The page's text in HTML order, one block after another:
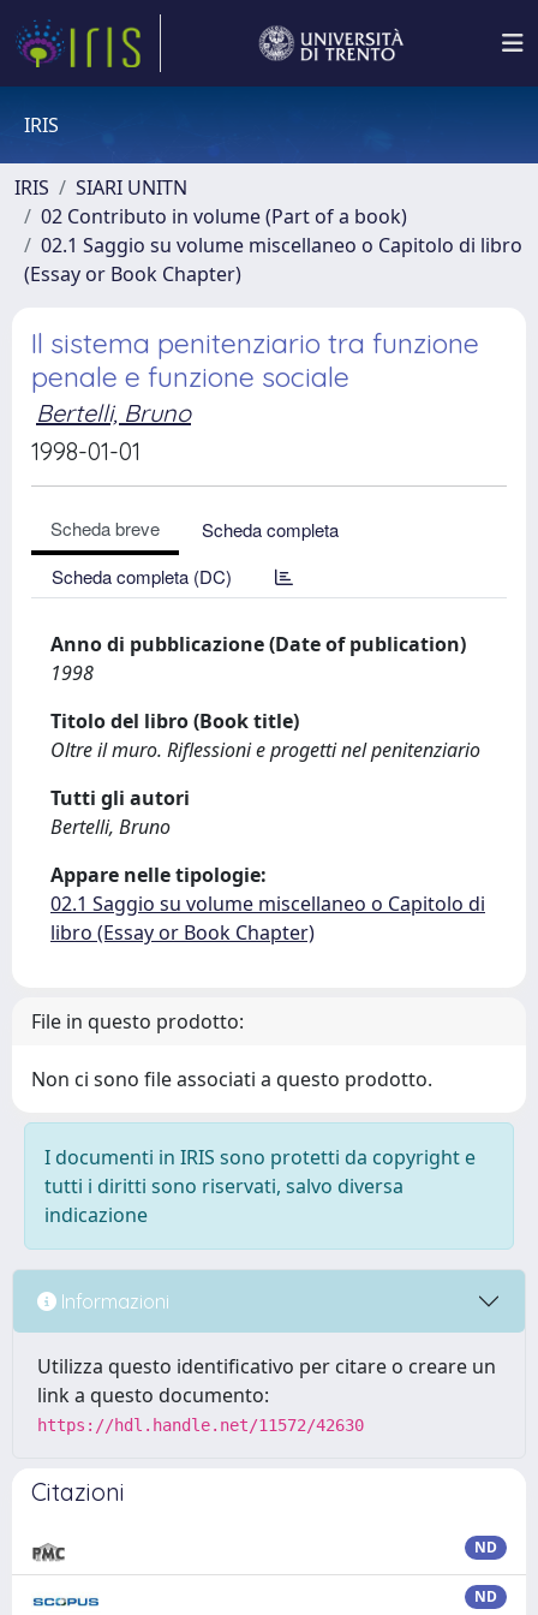
IRIS
IRIS
SIARI UNITN
02 Contributo in volume (Part of a book)
02.1 Saggio su volume miscellaneo o Capitolo di libro
(Essay or Book Chapter)
Il sistema penitenziario tra funzione
penale e funzione sociale
Bertelli, Bruno
1998-01-01
Scheda breve
Scheda completa
Scheda completa (DC)
Anno di pubblicazione (Date of publication)
1998
Titolo del libro (Book title)
Oltre il muro. Riflessioni e progetti nel penitenziario
Tutti gli autori
Bertelli, Bruno
Appare nelle tipologie:
02.1 Saggio su volume miscellaneo o Capitolo di
libro (Essay or Book Chapter)
File in questo prodotto:
Non ci sono file associati a questo prodotto.
I documenti in IRIS sono protetti da copyright e
tutti i diritti sono riservati, salvo diversa
indicazione
Informazioni
Utilizza questo identificativo per citare o creare un
link a questo documento:
https://hdl.handle.net/11572/42630
Citazioni
ND
ND